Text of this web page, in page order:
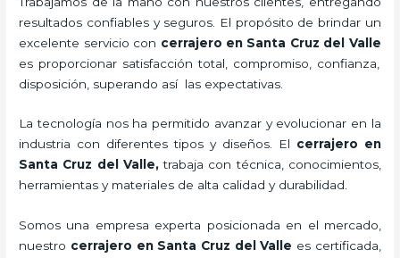
resultados confiables y seguros. El propósito de brindar un
excelente servicio con cerrajero en Santa Cruz del Valle
es proporcionar satisfacción total, compromiso, confianza,
disposición, superando así las expectativas.
La tecnología nos ha permitido avanzar y evolucionar en la
industria con diferentes tipos y diseños. El cerrajero en
Santa Cruz del Valle,trabaja con técnica, conocimientos,
herramientas y materiales de alta calidad y durabilidad.
Somos una empresa experta posicionada en el mercado,
nuestro cerrajero en Santa Cruz del Valle es certificada,